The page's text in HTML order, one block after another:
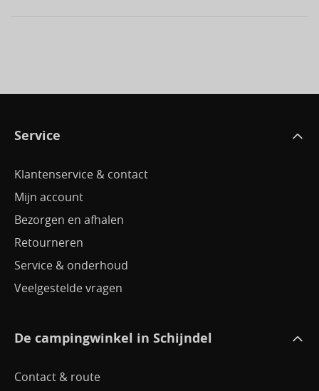
Service
Klantenservice & contact
Mijn account
Bezorgen en afhalen
Retourneren
Service & onderhoud
Veelgestelde vragen
De campingwinkel in Schijndel
Contact & route